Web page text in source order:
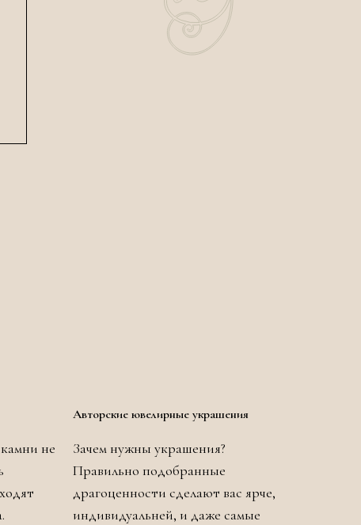
не
Авторские ювелирные украшения
Зачем нужны украшения?
Правильно подобранные
драгоценности сделают вас ярче,
индивидуальней, и даже самые